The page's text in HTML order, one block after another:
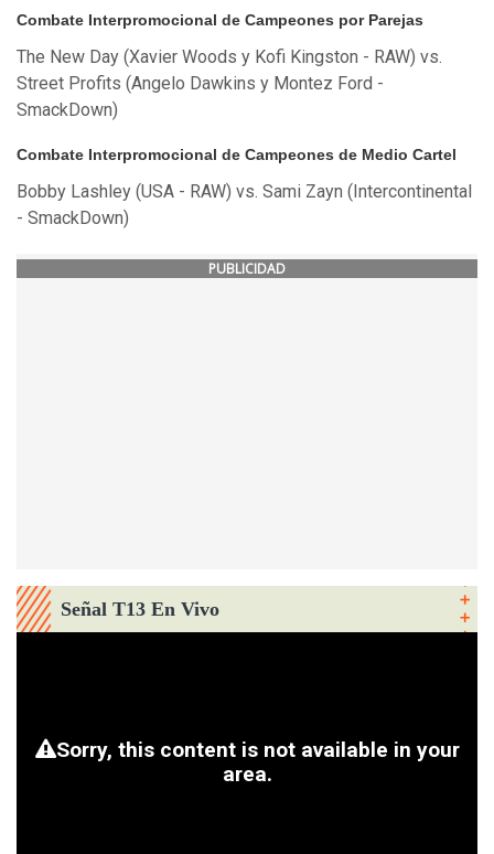
Combate Interpromocional de Campeones por Parejas
The New Day (Xavier Woods y Kofi Kingston - RAW) vs.
Street Profits (Angelo Dawkins y Montez Ford -
SmackDown)
Combate Interpromocional de Campeones de Medio Cartel
Bobby Lashley (USA - RAW) vs. Sami Zayn (Intercontinental
- SmackDown)
PUBLICIDAD
Señal T13 En Vivo